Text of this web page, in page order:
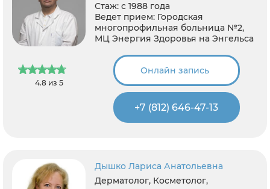
4.8 из 5
Стаж: с 1988 года
Ведет прием: Городская
многопрофильная больница №2,
МЦ Энергия Здоровья на Энгельса
Онлайн запись
+7 (812) 646-47-13
Дышко Лариса Анатольевна
Дерматолог, Косметолог,